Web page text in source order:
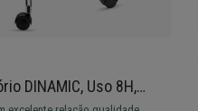
DINAMIC, Uso 8H,
e Robusta, Em